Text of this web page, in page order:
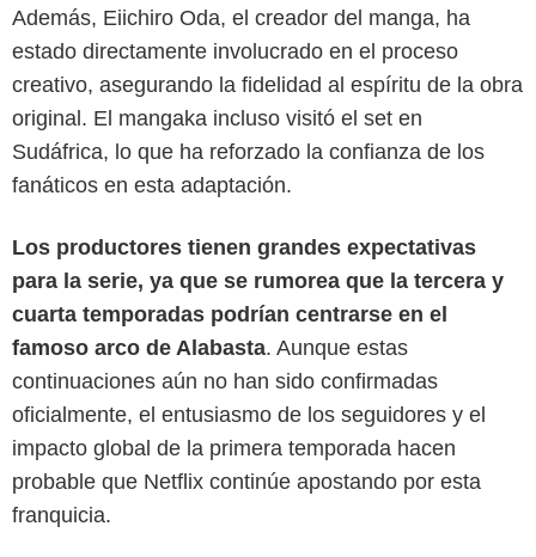
Además, Eiichiro Oda, el creador del manga, ha
estado directamente involucrado en el proceso
creativo, asegurando la fidelidad al espíritu de la obra
original. El mangaka incluso visitó el set en
Sudáfrica, lo que ha reforzado la confianza de los
fanáticos en esta adaptación.
Los productores tienen grandes expectativas
para la serie, ya que se rumorea que la tercera y
cuarta temporadas podrían centrarse en el
famoso arco de Alabasta. Aunque estas
continuaciones aún no han sido confirmadas
oficialmente, el entusiasmo de los seguidores y el
impacto global de la primera temporada hacen
probable que Netflix continúe apostando por esta
franquicia.
Netflix